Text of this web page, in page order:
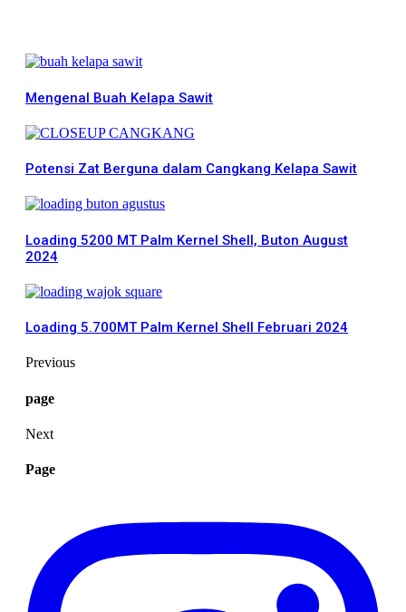
Mengenal Buah Kelapa Sawit
Potensi Zat Berguna dalam Cangkang Kelapa Sawit
Loading 5200 MT Palm Kernel Shell, Buton August
2024
Loading 5.700MT Palm Kernel Shell Februari 2024
Previous
page
Next
Page